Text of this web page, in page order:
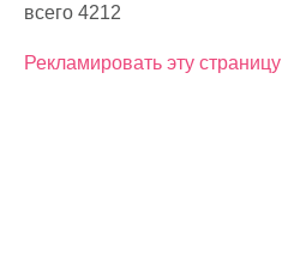
всего 4212
Рекламировать эту страницу